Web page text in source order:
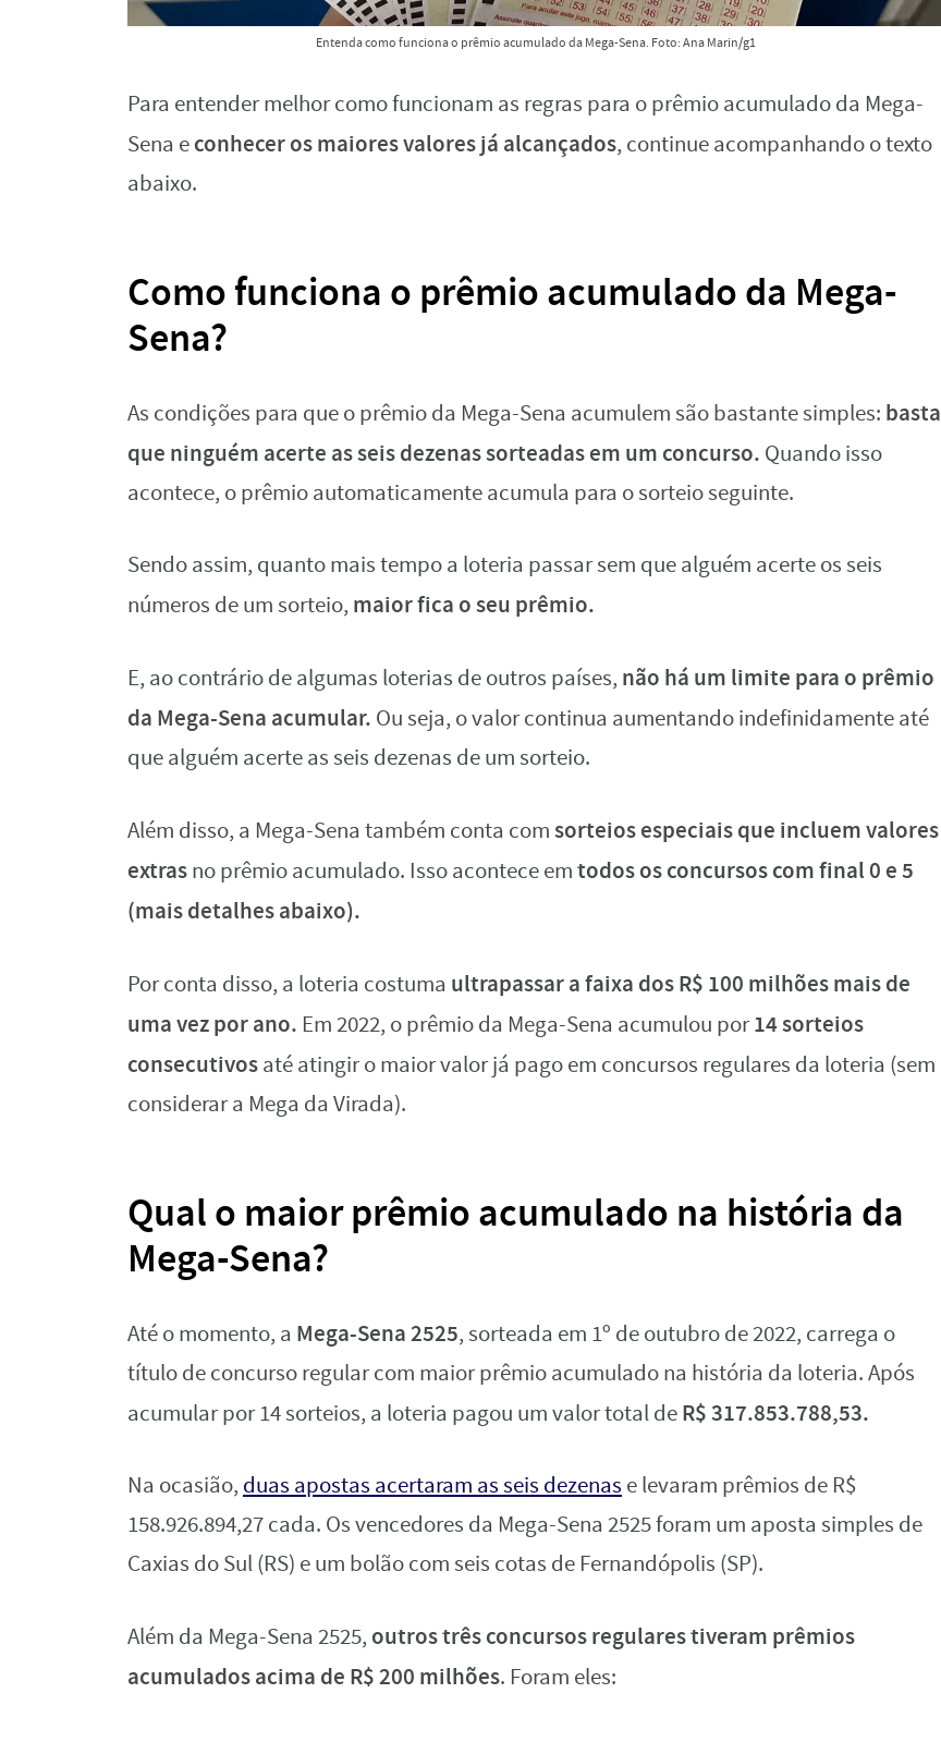
Entenda como funciona o prêmio acumulado da Mega-Sena. Foto: Ana Marin/g1
Para entender melhor como funcionam as regras para o prêmio acumulado da Mega-
Sena econhecer os maiores valores já alcançados, continue acompanhando o texto
abaixo.
Como funciona o prêmio acumulado da Mega-
Sena?
As condições para que o prêmio da Mega-Sena acumulem são bastante simples: basta
que ninguém acerte as seis dezenas sorteadas em um concurso. Quando isso
acontece, o prêmio automaticamente acumula para o sorteio seguinte.
Sendo assim, quanto mais tempo a loteria passar sem que alguém acerte os seis
números de um sorteio, maior fica o seu prêmio.
E, ao contrário de algumas loterias de outros países, não há um limite para o prêmio
da Mega-Sena acumular. Ou seja, o valor continua aumentando indefinidamente até
que alguém acerte as seis dezenas de um sorteio.
Além disso, a Mega-Sena também conta comsorteios especiais que incluem valores
extrasno prêmio acumulado. Isso acontece emtodos os concursos com final 0 e 5
(mais detalhes abaixo).
Por conta disso, a loteria costuma ultrapassar a faixa dos R$ 100 milhões mais de
uma vez por ano. Em 2022, o prêmio da Mega-Sena acumulou por14 sorteios
consecutivosaté atingir o maior valor já pago em concursos regulares da loteria (sem
considerar a Mega da Virada).
Qual o maior prêmio acumulado na história da
Mega-Sena?
Até o momento, a Mega-Sena 2525, sorteada em 1º de outubro de 2022, carrega o
título de concurso regular com maior prêmio acumulado na história da loteria. Após
acumular por 14 sorteios, a loteria pagou um valor total deR$ 317.853.788,53.
Na ocasião, duas apostas acertaram as seis dezenas e levaram prêmios de R$
158.926.894,27 cada. Os vencedores da Mega-Sena 2525 foram um aposta simples de
Caxias do Sul (RS) e um bolão com seis cotas de Fernandópolis (SP).
Além da Mega-Sena 2525, outros três concursos regulares tiveram prêmios
acumulados acima de R$ 200 milhões. Foram eles: